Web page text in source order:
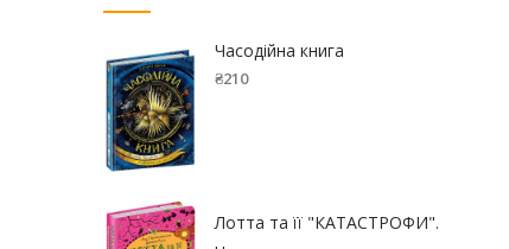
Часодійна книга
₴210
Лотта та її "КАТАСТРОФИ".